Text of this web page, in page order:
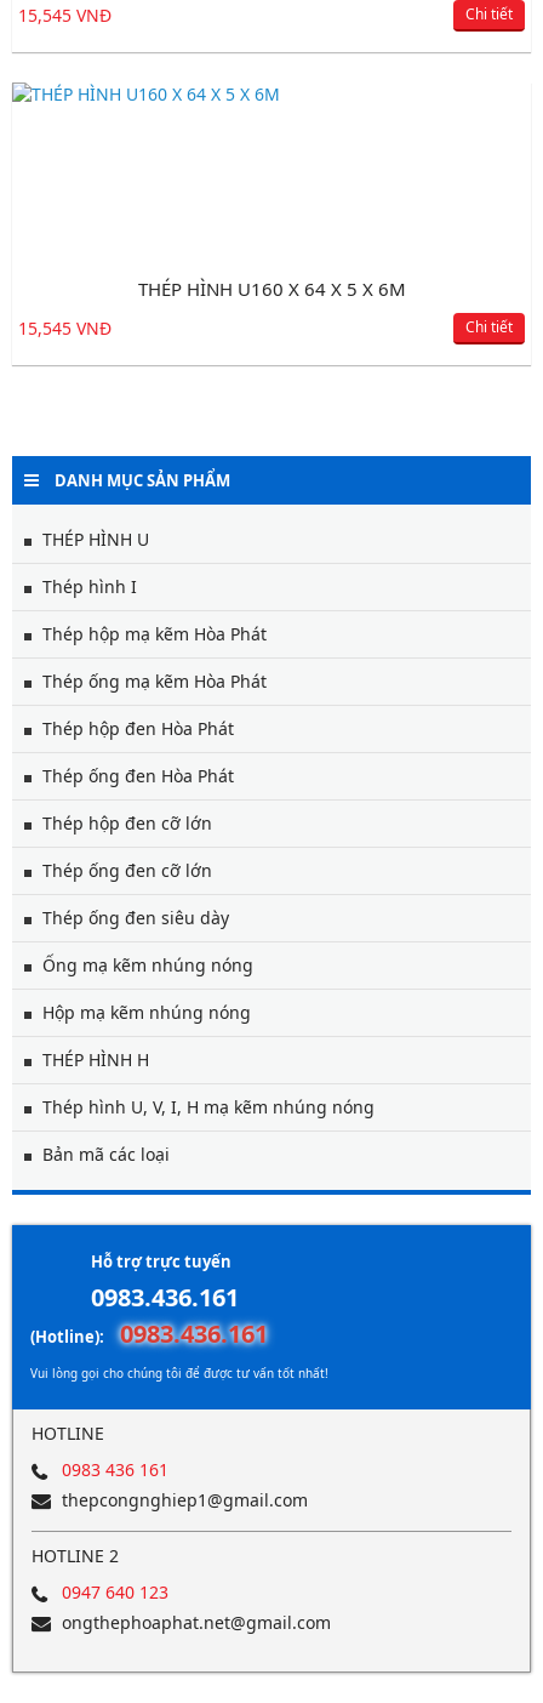
DANH MỤC SẢN PHẨM
THÉP HÌNH U
Thép hình I
Thép hộp mạ kẽm Hòa Phát
Thép ống mạ kẽm Hòa Phát
Thép hộp đen Hòa Phát
Thép ống đen Hòa Phát
Thép hộp đen cỡ lớn
Thép ống đen cỡ lớn
Thép ống đen siêu dày
Ống mạ kẽm nhúng nóng
Hộp mạ kẽm nhúng nóng
THÉP HÌNH H
Thép hình U, V, I, H mạ kẽm nhúng nóng
Bản mã các loại
Hỗ trợ trực tuyến
0983.436.161
(Hotline): 0983.436.161
Vui lòng gọi cho chúng tôi để được tư vấn tốt nhất!
HOTLINE
0983 436 161
thepcongnghiep1@gmail.com
HOTLINE 2
0947 640 123
ongthephoaphat.net@gmail.com
15,545 VNĐ Chi tiết
THÉP HÌNH U160 X 64 X 5 X 6M
15,545 VNĐ Chi tiết